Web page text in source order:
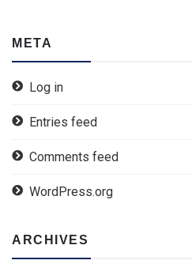
META
Log in
Entries feed
Comments feed
WordPress.org
ARCHIVES